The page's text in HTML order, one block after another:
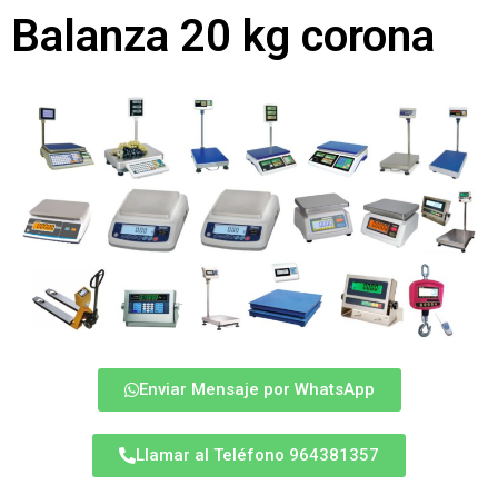
Balanza 20 kg corona
Enviar Mensaje por WhatsApp
Llamar al Teléfono 964381357